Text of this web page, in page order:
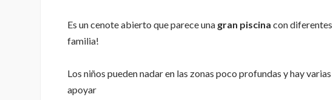
Es un cenote abierto que parece una gran piscina con
familia!
Los niños pueden nadar en las zonas poco profundas y hay varias
apoyar